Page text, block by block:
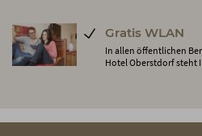
Gratis WLAN
In allen öffentlichen
Hotel Oberstdorf steht